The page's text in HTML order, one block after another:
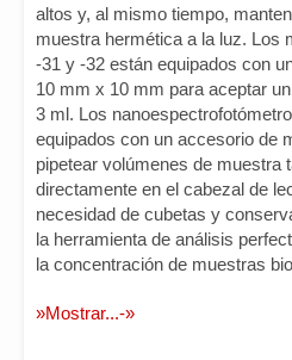
altos y, al mismo tiempo,
muestra hermética a la luz. Los
-31 y -32 están equipados con
10 mm x 10 mm para aceptar
3 ml. Los
equipados con un accesorio de
pipetear volúmenes de muestra
directamente en el cabezal de
necesidad de cubetas y
la herramienta de análisis
la concentración de muestras
»Mostrar...-»